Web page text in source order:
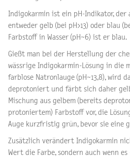
Indigokarmin ist ein pH-Indikator, der
entweder gelb (bei pH>13) oder blau
Farbstoff in Wasser (pH~6) ist er blau.
Gießt man bei der Herstellung der
wässrige Indigokarmin-Lösung in die
farblose Natronlauge (pH~13,8), wird
deprotoniert und färbt sich daher
Mischung aus gelbem (bereits
protoniertem) Farbstoff vor, die
Auge kurzfristig grün, bevor sie eine
Zusätzlich verändert Indigokarmin
Wert die Farbe, sondern auch wenn